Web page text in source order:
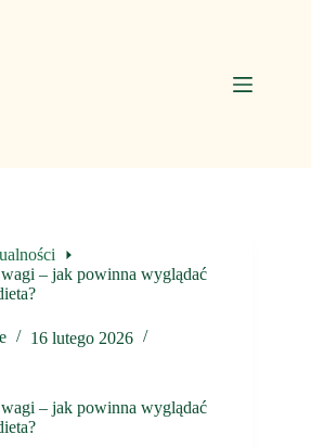
– jak powinna wyglądać
16 lutego 2026
– jak powinna wyglądać